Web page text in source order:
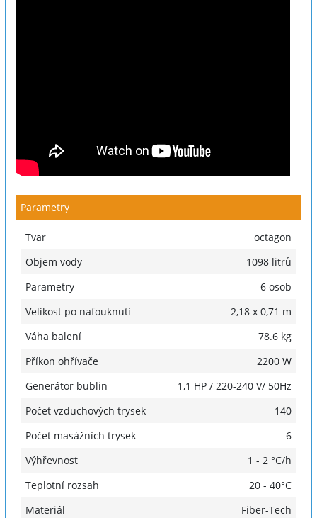
Parametry
Tvar
octagon
Objem vody
1098 litrů
Parametry
6 osob
Velikost po nafouknutí
2,18 x 0,71 m
Váha balení
78.6 kg
Příkon ohřívače
2200 W
Generátor bublin
1,1 HP / 220-240 V/ 50Hz
Počet vzduchových trysek
140
Počet masážních trysek
6
Výhřevnost
1 - 2 °C/h
Teplotní rozsah
20 - 40°C
Materiál
Fiber-Tech